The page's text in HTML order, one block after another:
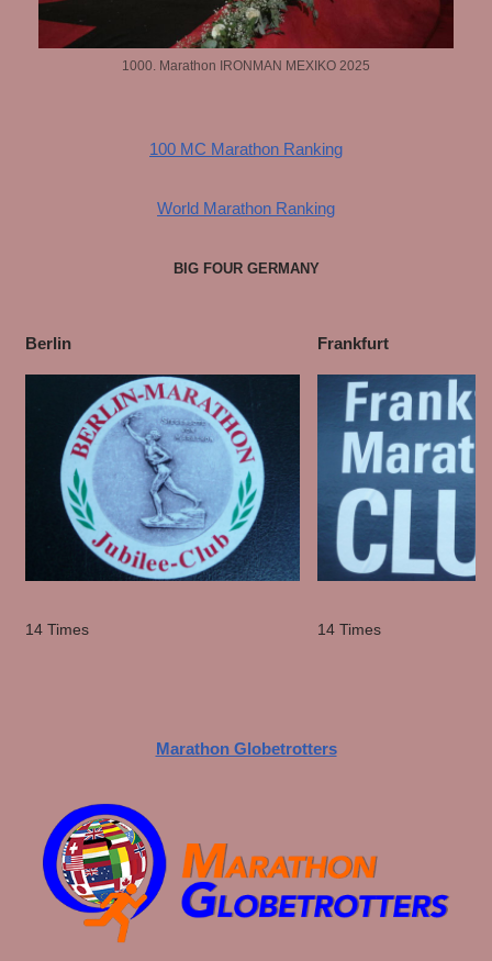
1000. Marathon IRONMAN MEXIKO 2025
100 MC Marathon Ranking
World Marathon Ranking
BIG FOUR GERMANY
Berlin
Frankfurt
Berlin
Frankfurt
14 Times 14 Times
Marathon Globetrotters